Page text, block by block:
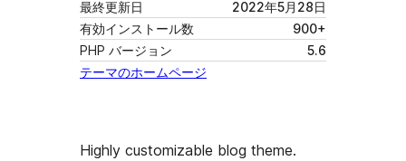
最終更新日
2022年5月28日
有効インストール数
900+
PHP バージョン
5.6
テーマのホームページ
Highly customizable blog theme.